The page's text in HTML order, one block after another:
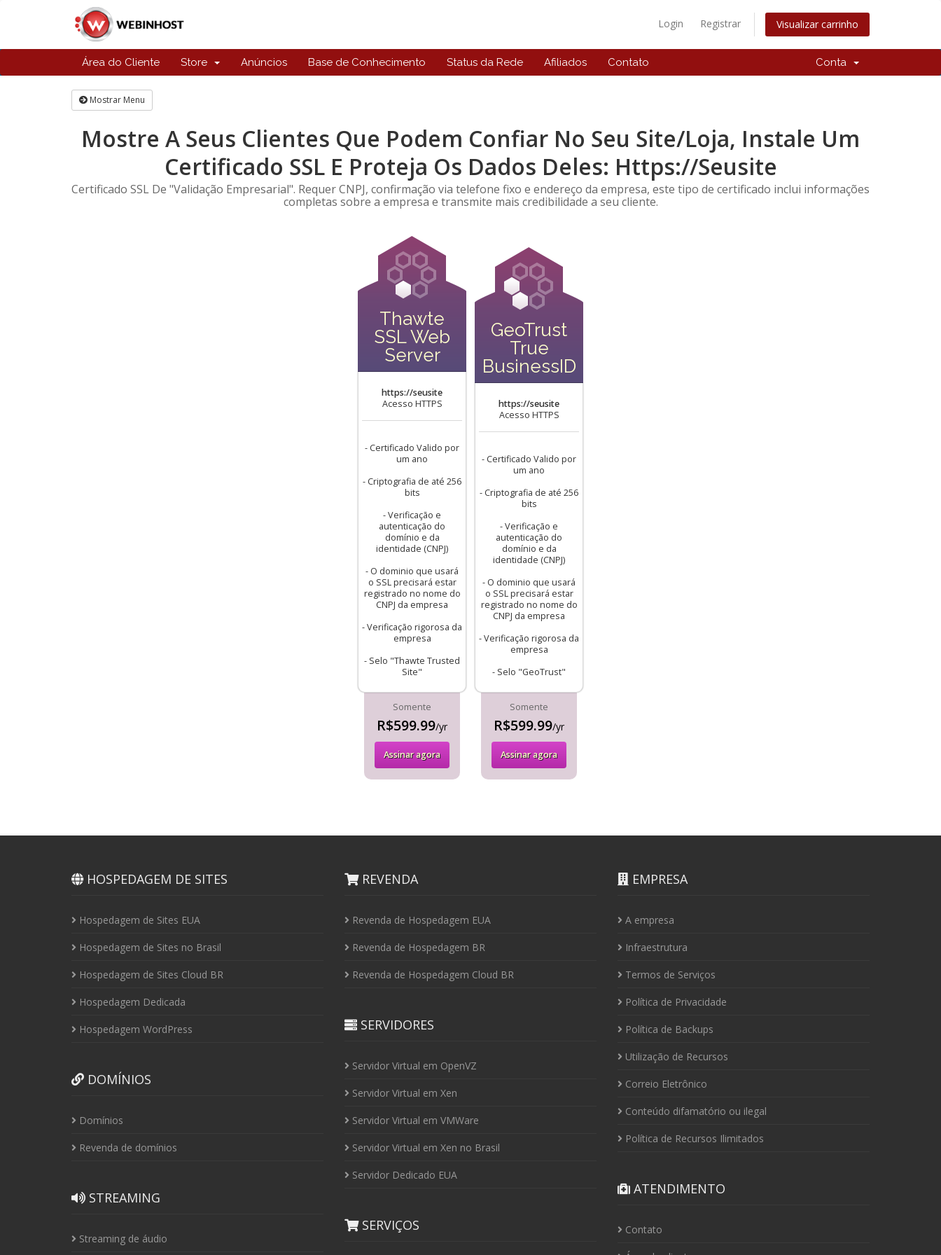
Login Registrar Visualizar carrinho
Área do Cliente Store Anúncios Base de Conhecimento Status da Rede Afiliados Contato Conta
Mostrar Menu
Mostre A Seus Clientes Que Podem Confiar No Seu Site/Loja, Instale Um
Certificado SSL E Proteja Os Dados Deles: Https://Seusite
Certificado SSL De "Validação Empresarial". Requer CNPJ, confirmação via telefone fixo e endereço da empresa, este tipo de certificado inclui informações
completas sobre a empresa e transmite mais credibilidade a seu cliente.
Thawte
SSL Web
Server
https://seusite
Acesso HTTPS
- Certificado Valido por
um ano
- Criptografia de até 256
bits
- Verificação e
autenticação do
domínio e da
identidade (CNPJ)
- O dominio que usará
o SSL precisará estar
registrado no nome do
CNPJ da empresa
- Verificação rigorosa da
empresa
- Selo "Thawte Trusted
Site"
Somente
R$599.99/yr
Assinar agora
GeoTrust
True
BusinessID
https://seusite
Acesso HTTPS
- Certificado Valido por
um ano
- Criptografia de até 256
bits
- Verificação e
autenticação do
domínio e da
identidade (CNPJ)
- O dominio que usará
o SSL precisará estar
registrado no nome do
CNPJ da empresa
- Verificação rigorosa da
empresa
- Selo "GeoTrust"
Somente
R$599.99/yr
Assinar agora
HOSPEDAGEM DE SITES
Hospedagem de Sites EUA
Hospedagem de Sites no Brasil
Hospedagem de Sites Cloud BR
Hospedagem Dedicada
Hospedagem WordPress
DOMÍNIOS
Domínios
Revenda de domínios
STREAMING
Streaming de áudio
REVENDA
Revenda de Hospedagem EUA
Revenda de Hospedagem BR
Revenda de Hospedagem Cloud BR
SERVIDORES
Servidor Virtual em OpenVZ
Servidor Virtual em Xen
Servidor Virtual em VMWare
Servidor Virtual em Xen no Brasil
Servidor Dedicado EUA
SERVIÇOS
EMPRESA
A empresa
Infraestrutura
Termos de Serviços
Política de Privacidade
Política de Backups
Utilização de Recursos
Correio Eletrônico
Conteúdo difamatório ou ilegal
Política de Recursos Ilimitados
ATENDIMENTO
Contato